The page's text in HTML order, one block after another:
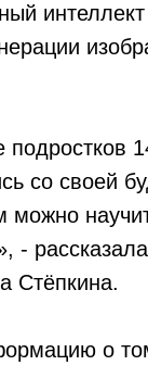
со своей
можно
-
Стёпкина.
о